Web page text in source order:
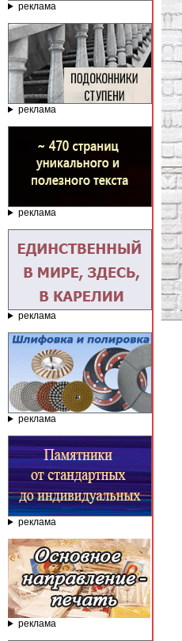
реклама
реклама
реклама
реклама
реклама
реклама
реклама